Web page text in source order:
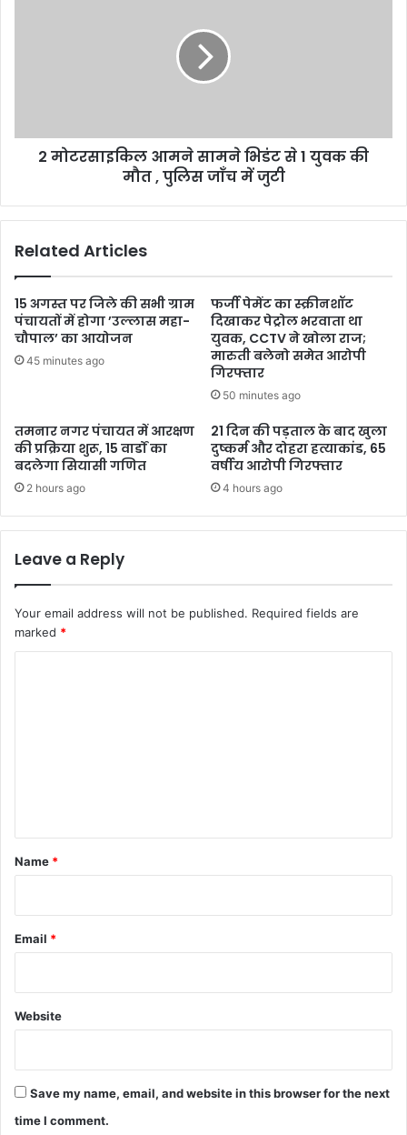
2 मोटरसाइकिल आमने सामने भिडंट से 1 युवक की
मौत , पुलिस जाँच में जुटी
Related Articles
15 अगस्त पर जिले की सभी ग्राम
पंचायतों में होगा ’उल्लास महा-
चौपाल’ का आयोजन
45 minutes ago
फर्जी पेमेंट का स्क्रीनशॉट
दिखाकर पेट्रोल भरवाता था
युवक, CCTV ने खोला राज;
मारुती बलेनो समेत आरोपी
गिरफ्तार
50 minutes ago
तमनार नगर पंचायत में आरक्षण
की प्रक्रिया शुरू, 15 वार्डों का
बदलेगा सियासी गणित
2 hours ago
21 दिन की पड़ताल के बाद खुला
दुष्कर्म और दोहरा हत्याकांड, 65
वर्षीय आरोपी गिरफ्तार
4 hours ago
Leave a Reply
Your email address will not be published. Required fields are
marked *
*
Name *
Email *
Website
Save my name, email, and website in this browser for the next
time I comment.